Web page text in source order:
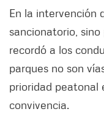
En la intervención
sancionatorio,
recordó a los
parques no son
prioridad peatonal
convivencia.